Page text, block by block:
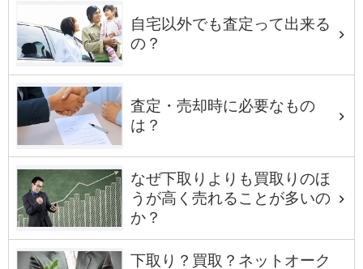
自宅以外でも査定って出来る
の？
査定・売却時に必要なもの
は？
なぜ下取りよりも買取りのほ
うが高く売れることが多いの
か？
下取り？買取？ネットオーク